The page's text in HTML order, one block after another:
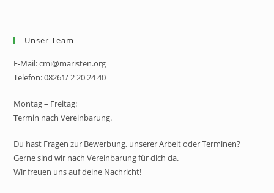
Unser Team
E-Mail: cmi@maristen.org
Telefon: 08261/ 2 20 24 40
Montag – Freitag:
Termin nach Vereinbarung.
Du hast Fragen zur Bewerbung, unserer Arbeit oder Terminen?
Gerne sind wir nach Vereinbarung für dich da.
Wir freuen uns auf deine Nachricht!